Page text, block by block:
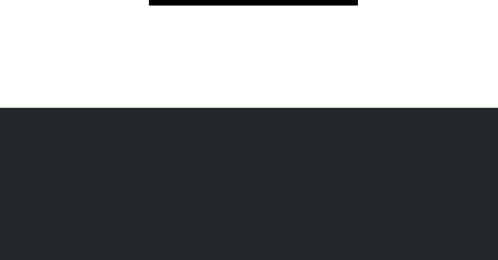
originale
attuale